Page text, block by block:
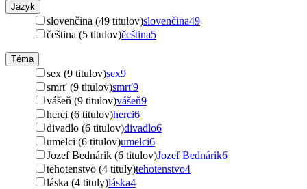
Jazyk
slovenčina (49 titulov)slovenčina49
čeština (5 titulov)čeština5
Téma
sex (9 titulov)sex9
smrť (9 titulov)smrť9
vášeň (9 titulov)vášeň9
herci (6 titulov)herci6
divadlo (6 titulov)divadlo6
umelci (6 titulov)umelci6
Jozef Bednárik (6 titulov)Jozef Bednárik6
tehotenstvo (4 tituly)tehotenstvo4
láska (4 tituly)láska4